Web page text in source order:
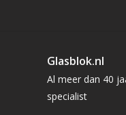
Glasblok.nl
Al meer dan 40
specialist